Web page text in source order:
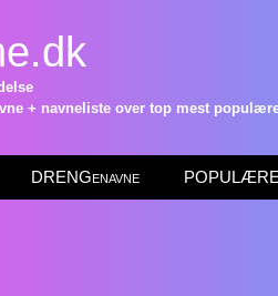
+ navneliste over top mest
DRENGenavne POPULÆRE